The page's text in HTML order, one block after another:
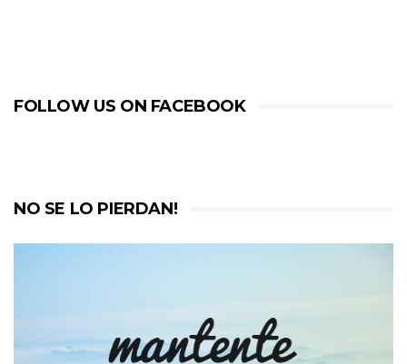
FOLLOW US ON FACEBOOK
NO SE LO PIERDAN!